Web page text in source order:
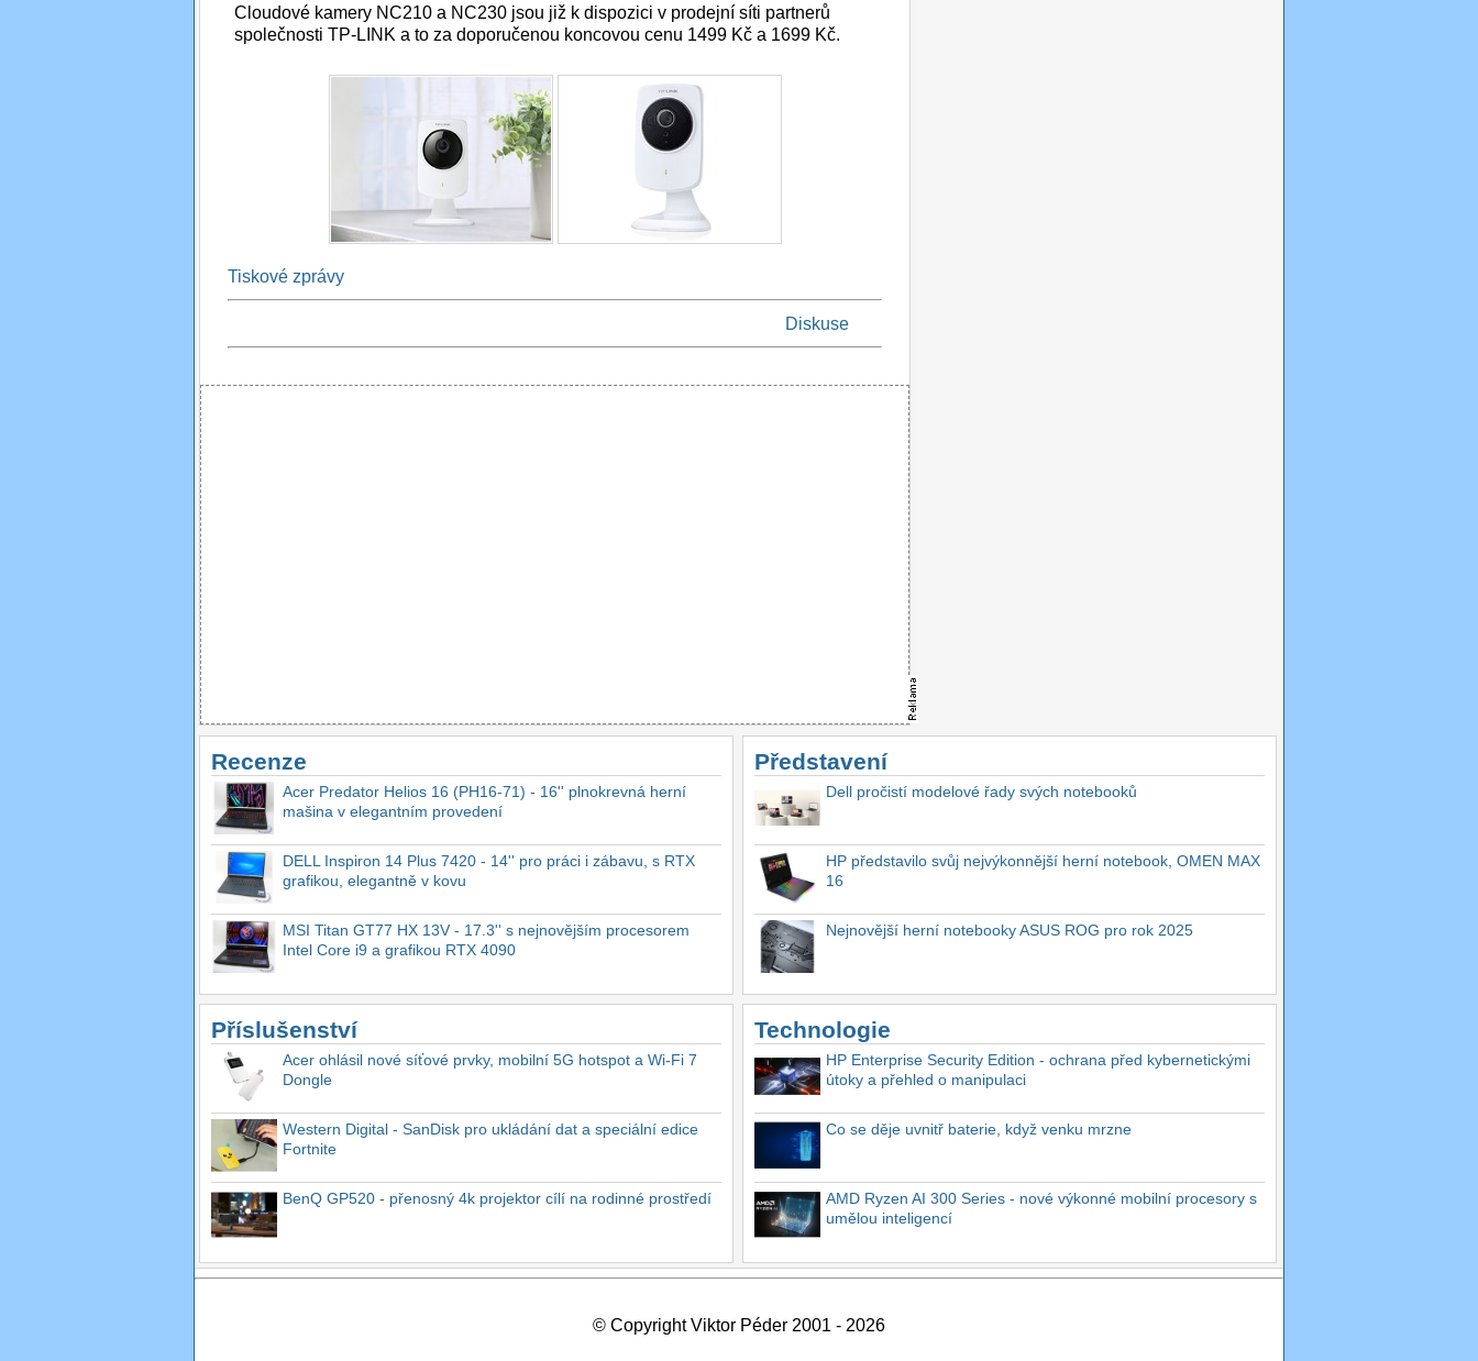
Cloudové kamery NC210 a NC230 jsou již k dispozici v prodejní síti partnerů
společnosti TP-LINK a to za doporučenou koncovou cenu 1499 Kč a 1699 Kč.
Tiskové zprávy
Diskuse
Recenze
Acer Predator Helios 16 (PH16-71) - 16'' plnokrevná herní
mašina v elegantním provedení
DELL Inspiron 14 Plus 7420 - 14'' pro práci i zábavu, s RTX
grafikou, elegantně v kovu
MSI Titan GT77 HX 13V - 17.3'' s nejnovějším procesorem
Intel Core i9 a grafikou RTX 4090
Představení
Dell pročistí modelové řady svých notebooků
HP představilo svůj nejvýkonnější herní notebook, OMEN MAX
16
Nejnovější herní notebooky ASUS ROG pro rok 2025
Příslušenství
Acer ohlásil nové síťové prvky, mobilní 5G hotspot a Wi-Fi 7
Dongle
Western Digital - SanDisk pro ukládání dat a speciální edice
Fortnite
BenQ GP520 - přenosný 4k projektor cílí na rodinné prostředí
Technologie
HP Enterprise Security Edition - ochrana před kybernetickými
útoky a přehled o manipulaci
Co se děje uvnitř baterie, když venku mrzne
AMD Ryzen AI 300 Series - nové výkonné mobilní procesory s
umělou inteligencí
© Copyright Viktor Péder 2001 - 2026